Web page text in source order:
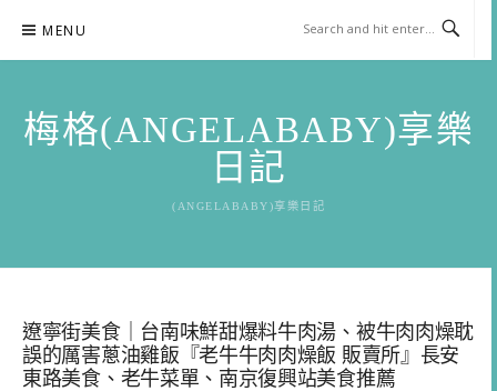
content
MENU
梅格(ANGELABABY)享樂
日記
(ANGELABABY)享樂日記
遼寧街美食｜台南味鮮甜爆料牛肉湯、被牛肉肉燥耽
誤的厲害蔥油雞飯『老牛牛肉肉燥飯 販賣所』長安
東路美食、老牛菜單、南京復興站美食推薦